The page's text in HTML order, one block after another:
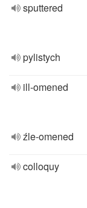
sputtered
pylistych
ill-omened
źle-omened
colloquy